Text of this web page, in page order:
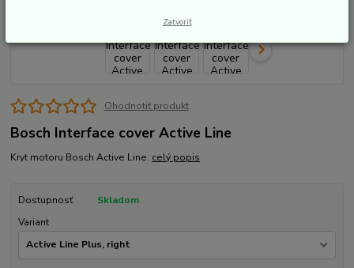
Ohodnotiť produkt
Bosch Interface cover Active Line
Kryt motoru Bosch Active Line. celý popis
Dostupnosť
Skladom
Variant
Zatvoriť